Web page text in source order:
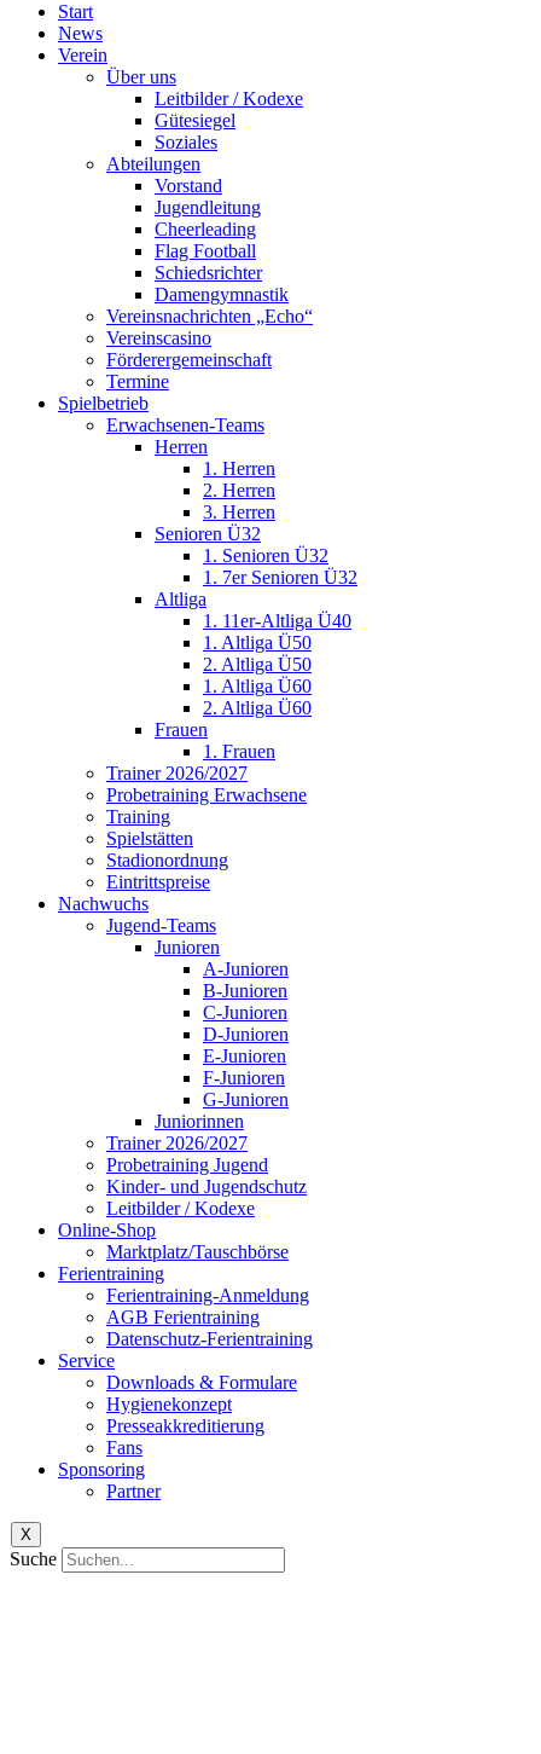
Start
News
Verein
Über uns
Leitbilder / Kodexe
Gütesiegel
Soziales
Abteilungen
Vorstand
Jugendleitung
Cheerleading
Flag Football
Schiedsrichter
Damengymnastik
Vereinsnachrichten „Echo“
Vereinscasino
Förderergemeinschaft
Termine
Spielbetrieb
Erwachsenen-Teams
Herren
1. Herren
2. Herren
3. Herren
Senioren Ü32
1. Senioren Ü32
1. 7er Senioren Ü32
Altliga
1. 11er-Altliga Ü40
1. Altliga Ü50
2. Altliga Ü50
1. Altliga Ü60
2. Altliga Ü60
Frauen
1. Frauen
Trainer 2026/2027
Probetraining Erwachsene
Training
Spielstätten
Stadionordnung
Eintrittspreise
Nachwuchs
Jugend-Teams
Junioren
A-Junioren
B-Junioren
C-Junioren
D-Junioren
E-Junioren
F-Junioren
G-Junioren
Juniorinnen
Trainer 2026/2027
Probetraining Jugend
Kinder- und Jugendschutz
Leitbilder / Kodexe
Online-Shop
Marktplatz/Tauschbörse
Ferientraining
Ferientraining-Anmeldung
AGB Ferientraining
Datenschutz-Ferientraining
Service
Downloads & Formulare
Hygienekonzept
Presseakkreditierung
Fans
Sponsoring
Partner
X
Suche